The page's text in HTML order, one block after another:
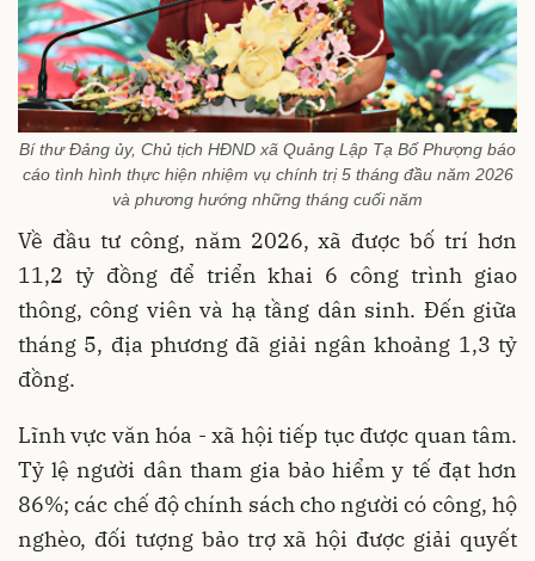
Bí thư Đảng ủy, Chủ tịch HĐND xã Quảng Lập Tạ Bố Phượng báo
cáo tình hình thực hiện nhiệm vụ chính trị 5 tháng đầu năm 2026
và phương hướng những tháng cuối năm
Về đầu tư công, năm 2026, xã được bố trí hơn
11,2 tỷ đồng để triển khai 6 công trình giao
thông, công viên và hạ tầng dân sinh. Đến giữa
tháng 5, địa phương đã giải ngân khoảng 1,3 tỷ
đồng.
Lĩnh vực văn hóa - xã hội tiếp tục được quan tâm.
Tỷ lệ người dân tham gia bảo hiểm y tế đạt hơn
86%; các chế độ chính sách cho người có công, hộ
nghèo, đối tượng bảo trợ xã hội được giải quyết